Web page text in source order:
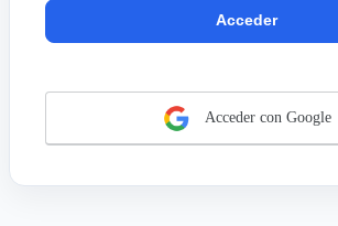
Acceder con Google